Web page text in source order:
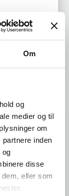
Om
og
medier og til
om
inden
og
disse
eller som